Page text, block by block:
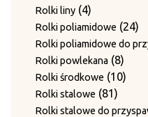
Rolki liny 44
produkty
Rolki poliamidowe 2424
Rolki poliamidowe do
Rolki powlekana 88
Rolki środkowe 1010
Rolki stalowe 8181
Rolki stalowe do